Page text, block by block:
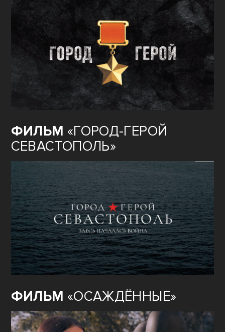
ФИЛЬМ «ГОРОД-ГЕРОЙ
СЕВАСТОПОЛЬ»
ФИЛЬМ «ОСАЖДЁННЫЕ»